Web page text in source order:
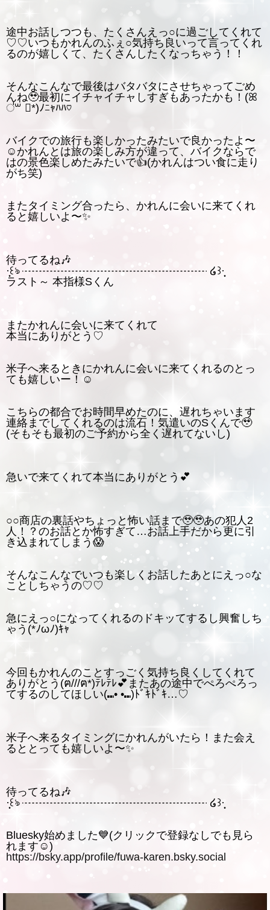
途中お話しつつも、たくさんえっ○に過ごしてくれて
♡♡いつもかれんのふぇ○気持ち良いって言ってくれ
るのが嬉しくて、たくさんしたくなっちゃう！！
そんなこんなで最後はバタバタにさせちゃってごめ
んね🥹最初にイチャイチャしすぎもあったかも！(ꕤ
॑꒳ ॑*)ﾉﾆｬﾊﾊ♡
バイクでの旅行も楽しかったみたいで良かったよ〜︎
☺️かれんとは旅の楽しみ方が違って、バイクならで
はの景色楽しめたみたいで︎︎👍(かれんはつい食に走り
がち笑)
またタイミング合ったら、かれんに会いに来てくれ
ると嬉しいよ〜✨
待ってるね🎶
·̩͙꒰ঌ ┈┈┈┈┈┈┈┈┈┈┈┈┈┈┈┈┈ ໒꒱·̩͙
ラスト～ 本指様Sくん
またかれんに会いに来てくれて
本当にありがとう♡
米子へ来るときにかれんに会いに来てくれるのとっ
ても嬉しいー！☺️
こちらの都合でお時間早めたのに、遅れちゃいます
連絡までしてくれるのは流石！気遣いのSくんで🥹
(そもそも最初のご予約から全く遅れてないし)
急いで来てくれて本当にありがとう︎💕
○○商店の裏話やちょっと怖い話まで🥹🥹あの犯人2
人！？のお話とか怖すぎて…お話上手だから更に引
き込まれてしまう😱
そんなこんなでいつも楽しくお話したあとにえっ○な
ことしちゃうの♡♡
急にえっ○になってくれるのドキッてするし興奮しち
ゃう(*ﾉωﾉ)ｷｬ
今回もかれんのことすっごく気持ち良くしてくれて
ありがとう(ฅ///ฅ*)ﾃﾚﾃﾚ💕またあの途中でぺろぺろっ
てするのしてほしい(⑉• •⑉)ﾄﾞｷﾄﾞｷ…♡
米子へ来るタイミングにかれんがいたら！また会え
るととっても嬉しいよ〜✨
待ってるね🎶
·̩͙꒰ঌ ┈┈┈┈┈┈┈┈┈┈┈┈┈┈┈┈┈ ໒꒱·̩͙
Bluesky始めました💙(クリックで登録なしでも見ら
れます☺️)
https://bsky.app/profile/fuwa-karen.bsky.social